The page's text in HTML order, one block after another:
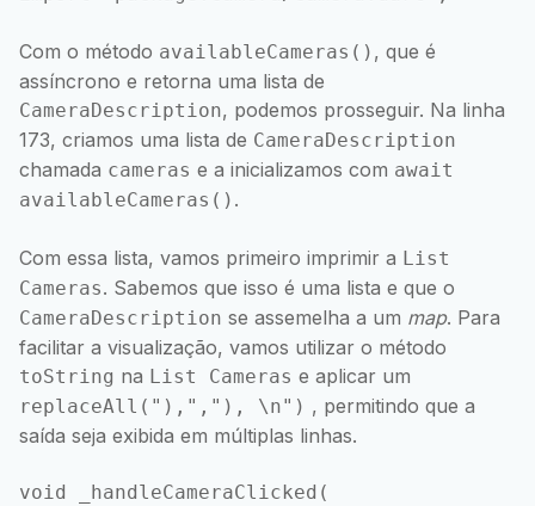
Com o método availableCameras() , que é
assíncrono e retorna uma lista de
CameraDescription, podemos prosseguir. Na linha
173, criamos uma lista de CameraDescription
chamada cameras e a inicializamos com await
availableCameras() .
Com essa lista, vamos primeiro imprimir a List
Cameras. Sabemos que isso é uma lista e que o
CameraDescription se assemelha a um map. Para
facilitar a visualização, vamos utilizar o método
toString na List Cameras e aplicar um
replaceAll("),","), \n") , permitindo que a
saída seja exibida em múltiplas linhas.
void _handleCameraClicked(